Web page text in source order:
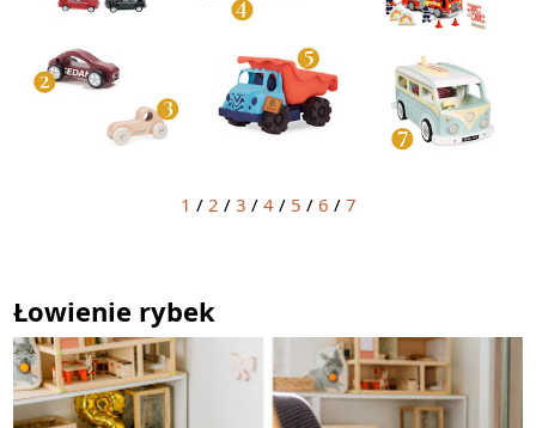
1 / 2 / 3 / 4/ 5 / 6 / 7
Łowienie rybek